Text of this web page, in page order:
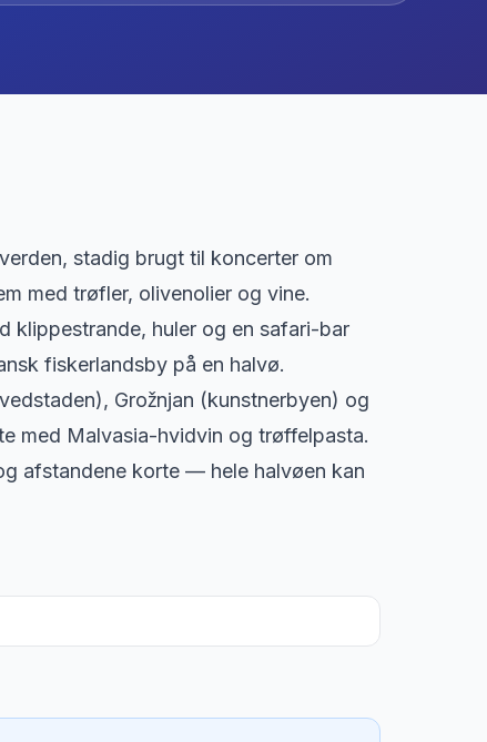
stadig brugt til koncerter om
med trøfler, olivenolier og vine.
klippestrande, huler og en safari-bar
fiskerlandsby på en halvø.
Grožnjan (kunstnerbyen) og
med Malvasia-hvidvin og trøffelpasta.
afstandene korte — hele halvøen kan